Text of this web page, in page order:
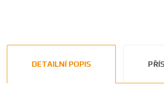
DETAILNÍ POPIS